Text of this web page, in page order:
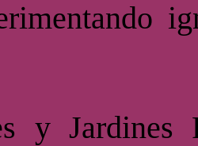
y Jardines